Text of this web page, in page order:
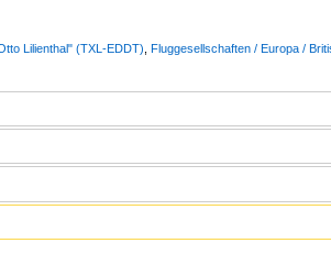
Lilienthal" (TXL-EDDT) Fluggesellschaften / Europa /